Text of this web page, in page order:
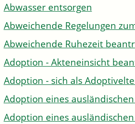
Abwasser entsorgen
Abweichende Regelungen
Abweichende Ruhezeit
Adoption - Akteneinsicht
Adoption - sich als
Adoption eines
Adoption eines